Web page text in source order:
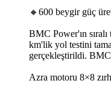
🔸600 beygir güç
BMC Power'ın
km'lik yol testini
gerçekleştirildi. BMC
Azra motoru 8×8